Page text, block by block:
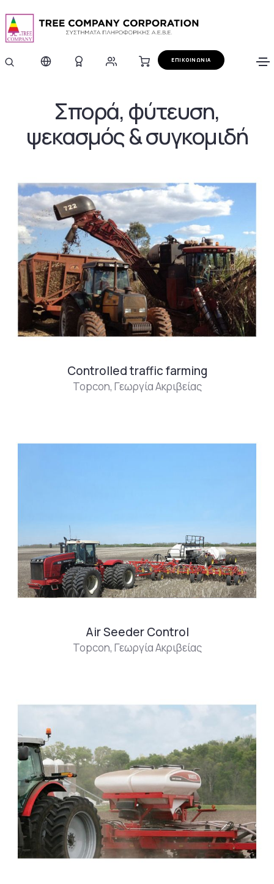
ΕΠΙΚΟΙΝΩΝΙΑ
Σπορά, φύτευση,
ψεκασμός & συγκομιδή
Controlled traffic farming
Topcon, Γεωργία Ακριβείας
Air Seeder Control
Topcon, Γεωργία Ακριβείας